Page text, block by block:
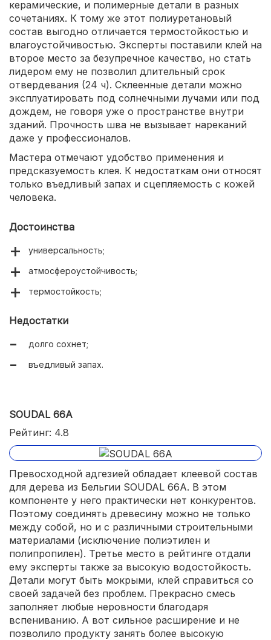
керамические, и полимерные детали в разных
сочетаниях. К тому же этот полиуретановый
состав выгодно отличается термостойкостью и
влагоустойчивостью. Эксперты поставили клей на
второе место за безупречное качество, но стать
лидером ему не позволил длительный срок
отвердевания (24 ч). Склеенные детали можно
эксплуатировать под солнечными лучами или под
дождем, не говоря уже о пространстве внутри
зданий. Прочность шва не вызывает нареканий
даже у профессионалов.
Мастера отмечают удобство применения и
предсказуемость клея. К недостаткам они относят
только въедливый запах и сцепляемость с кожей
человека.
Достоинства
универсальность;
атмосфероустойчивость;
термостойкость;
Недостатки
долго сохнет;
въедливый запах.
SOUDAL 66A
Рейтинг: 4.8
Превосходной адгезией обладает клеевой состав
для дерева из Бельгии SOUDAL 66A. В этом
компоненте у него практически нет конкурентов.
Поэтому соединять древесину можно не только
между собой, но и с различными строительными
материалами (исключение полиэтилен и
полипропилен). Третье место в рейтинге отдали
ему эксперты также за высокую водостойкость.
Детали могут быть мокрыми, клей справиться со
своей задачей без проблем. Прекрасно смесь
заполняет любые неровности благодаря
вспениванию. А вот сильное расширение и не
позволило продукту занять более высокую